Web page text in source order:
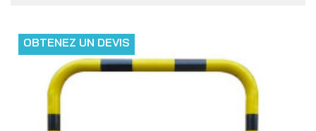
OBTENEZ UN DEVIS